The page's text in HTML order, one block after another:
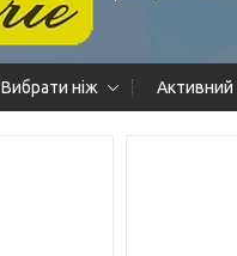
Вибрати ніж Активний